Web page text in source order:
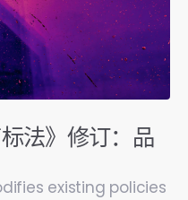
法》修订：品
existing policies